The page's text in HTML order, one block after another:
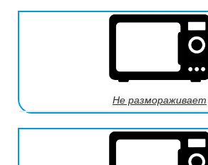
Не размораживает